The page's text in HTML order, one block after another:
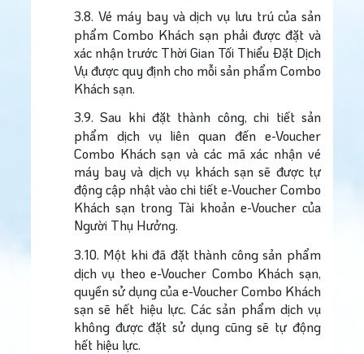
3.8. Vé máy bay và dịch vụ lưu trú của sản
phẩm Combo Khách sạn phải được đặt và
xác nhận trước Thời Gian Tối Thiểu Đặt Dịch
Vụ được quy định cho mỗi sản phẩm Combo
Khách sạn.
3.9. Sau khi đặt thành công, chi tiết sản
phẩm dịch vụ liên quan đến e-Voucher
Combo Khách sạn và các mã xác nhận vé
máy bay và dịch vụ khách sạn sẽ được tự
động cập nhật vào chi tiết e-Voucher Combo
Khách sạn trong Tài khoản e-Voucher của
Người Thụ Hưởng.
3.10. Một khi đã đặt thành công sản phẩm
dịch vụ theo e-Voucher Combo Khách sạn,
quyền sử dụng của e-Voucher Combo Khách
sạn sẽ hết hiệu lực. Các sản phẩm dịch vụ
không được đặt sử dụng cũng sẽ tự động
hết hiệu lực.